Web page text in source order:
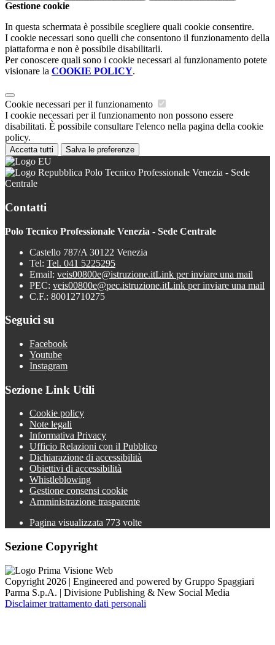
Gestione cookie
In questa schermata è possibile scegliere quali cookie consentire.
I cookie necessari sono quelli che consentono il funzionamento della
piattaforma e non è possibile disabilitarli.
Per conoscere quali sono i cookie necessari al funzionamento potete
visionare la COOKIE POLICY.
Cookie necessari per il funzionamento
I cookie necessari per il funzionamento non possono essere
disabilitati. È possibile consultare l'elenco nella pagina della cookie
policy.
Accetta tutti Salva le preferenze
Polo Tecnico Professionale Venezia - Sede
Centrale
Contatti
Polo Tecnico Professionale Venezia - Sede Centrale
Castello 787/A 30122 Venezia
Tel: Tel. 041 5225295
Email: veis00800e@istruzione.itLink per inviare una mail
PEC: veis00800e@pec.istruzione.itLink per inviare una mail
C.F.: 80012710275
Seguici su
Facebook
Youtube
Instagram
Sezione Link Utili
Cookie policy
Note legali
Informativa Privacy
Ufficio Relazioni con il Pubblico
Dichiarazione di accessibilità
Obiettivi di accessibilità
Whistleblowing
Gestione consensi cookie
Amministrazione trasparente
Pagina visualizzata 773 volte
Sezione Copyright
Copyright 2026 | Engineered and powered by Gruppo Spaggiari
Parma S.p.A. | Divisione Publishing & New Social Media
Disclaimer trattamento dati personali